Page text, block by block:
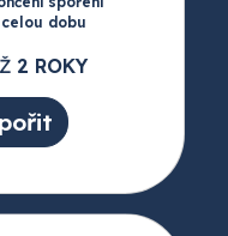
dobu
2 ROKY